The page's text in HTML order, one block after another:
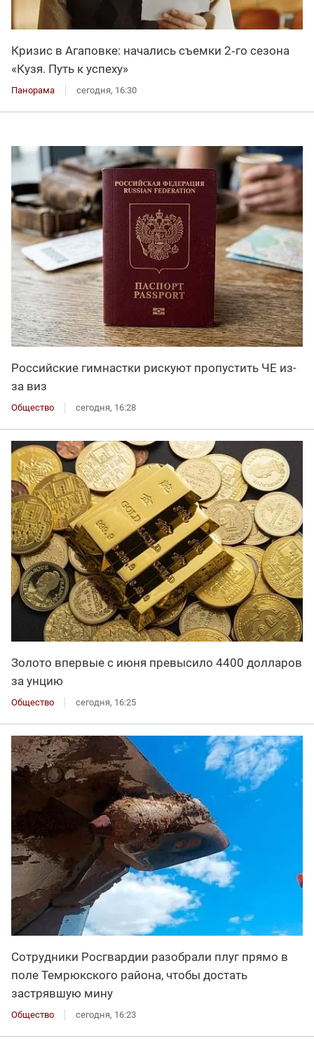
Кризис в Агаповке: начались съемки 2‑го сезона
«Кузя. Путь к успеху»
Панорама сегодня, 16:30
Российские гимнастки рискуют пропустить ЧЕ из-
за виз
Общество сегодня, 16:28
Золото впервые с июня превысило 4400 долларов
за унцию
Общество сегодня, 16:25
Сотрудники Росгвардии разобрали плуг прямо в
поле Темрюкского района, чтобы достать
застрявшую мину
Общество сегодня, 16:23